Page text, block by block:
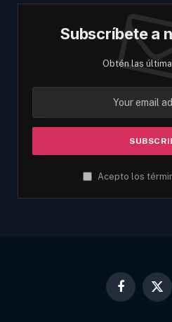
Subscríbete a
Obtén las
Acepto los
Facebook
X